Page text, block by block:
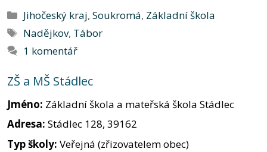
Rubriky
Jihočeský kraj,Soukromá, Základní škola
Štítky
Nadějkov, Tábor
1 komentář
ZŠ a MŠ Stádlec
Jméno: Základní škola a mateřská škola Stádlec
Adresa: Stádlec 128, 39162
Typ školy: Veřejná (zřizovatelem obec)